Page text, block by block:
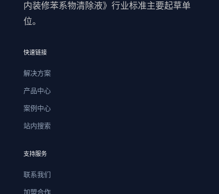
内装修苯系物清除液》行业标准主要起草单
位。
快速链接
解决方案
产品中心
案例中心
站内搜索
支持服务
联系我们
加盟合作